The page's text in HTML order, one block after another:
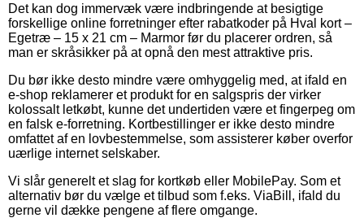
Det kan dog immervæk være indbringende at besigtige
forskellige online forretninger efter rabatkoder på Hval kort –
Egetræ – 15 x 21 cm – Marmor før du placerer ordren, så
man er skråsikker på at opnå den mest attraktive pris.
Du bør ikke desto mindre være omhyggelig med, at ifald en
e-shop reklamerer et produkt for en salgspris der virker
kolossalt letkøbt, kunne det undertiden være et fingerpeg om
en falsk e-forretning. Kortbestillinger er ikke desto mindre
omfattet af en lovbestemmelse, som assisterer køber overfor
uærlige internet selskaber.
Vi slår generelt et slag for kortkøb eller MobilePay. Som et
alternativ bør du vælge et tilbud som f.eks. ViaBill, ifald du
gerne vil dække pengene af flere omgange.